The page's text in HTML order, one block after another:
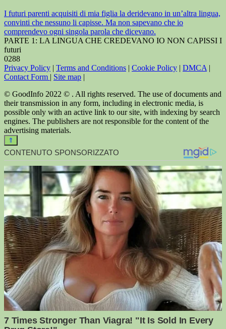
I futuri parenti acquisiti di mia figlia la deridevano in un’altra lingua,
convinti che nessuno li capisse. Ma non sapevano che io
comprendevo ogni singola parola che dicevano.
PARTE 1: LA LINGUA CHE CREDEVANO IO NON CAPISSI I
futuri
0288
Privacy Policy | Terms and Conditions | Cookie Policy | DMCA |
Contact Form | Site map |
© GoodInfo 2022 © . All rights reserved. The use of documents and
their transmission in any form, including in electronic media, is
possible only with an active link to our site, with indexing by search
engines. The publishers are not responsible for the content of the
advertising materials.